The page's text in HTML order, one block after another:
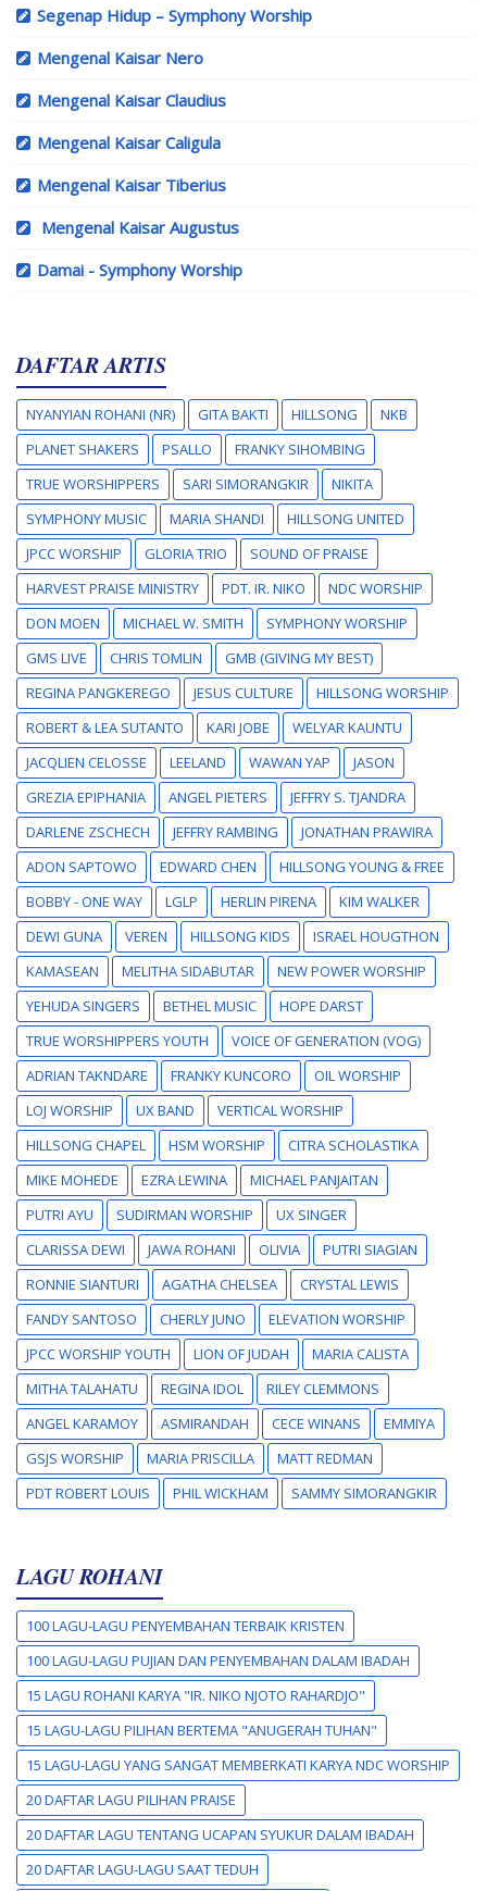
Segenap Hidup – Symphony Worship
Mengenal Kaisar Nero
Mengenal Kaisar Claudius
Mengenal Kaisar Caligula
Mengenal Kaisar Tiberius
Mengenal Kaisar Augustus
Damai - Symphony Worship
DAFTAR ARTIS
NYANYIAN ROHANI (NR) GITA BAKTI HILLSONG
NKB
PLANET SHAKERS
PSALLO
FRANKY SIHOMBING
TRUE WORSHIPPERS
SARI SIMORANGKIR
NIKITA
SYMPHONY MUSIC
MARIA SHANDI
HILLSONG UNITED
JPCC WORSHIP
GLORIA TRIO
SOUND OF PRAISE
HARVEST PRAISE MINISTRY
PDT. IR. NIKO
NDC WORSHIP
DON MOEN
MICHAEL W. SMITH
SYMPHONY WORSHIP
GMS LIVE
CHRIS TOMLIN
GMB (GIVING MY BEST)
REGINA PANGKEREGO
JESUS CULTURE
HILLSONG WORSHIP
ROBERT & LEA SUTANTO
KARI JOBE
WELYAR KAUNTU
JACQLIEN CELOSSE
LEELAND WAWAN YAP
JASON
GREZIA EPIPHANIA
ANGEL PIETERS
JEFFRY S. TJANDRA
DARLENE ZSCHECH
JEFFRY RAMBING
JONATHAN PRAWIRA
ADON SAPTOWO
EDWARD CHEN
HILLSONG YOUNG & FREE
BOBBY - ONE WAY
LGLP HERLIN PIRENA
KIM WALKER
DEWI GUNA
VEREN HILLSONG KIDS
ISRAEL HOUGTHON
KAMASEAN
MELITHA SIDABUTAR
NEW POWER WORSHIP
YEHUDA SINGERS
BETHEL MUSIC
HOPE DARST
TRUE WORSHIPPERS YOUTH
VOICE OF GENERATION (VOG)
ADRIAN TAKNDARE
FRANKY KUNCORO
OIL WORSHIP
LOJ WORSHIP
UX BAND
VERTICAL WORSHIP
HILLSONG CHAPEL
HSM WORSHIP
CITRA SCHOLASTIKA
MIKE MOHEDE
EZRA LEWINA
MICHAEL PANJAITAN
PUTRI AYU
SUDIRMAN WORSHIP
UX SINGER
CLARISSA DEWI
JAWA ROHANI OLIVIA
PUTRI SIAGIAN
RONNIE SIANTURI
AGATHA CHELSEA
CRYSTAL LEWIS
FANDY SANTOSO
CHERLY JUNO
ELEVATION WORSHIP
JPCC WORSHIP YOUTH
LION OF JUDAH
MARIA CALISTA
MITHA TALAHATU
REGINA IDOL
RILEY CLEMMONS
ANGEL KARAMOY
ASMIRANDAH CECE WINANS
EMMIYA
GSJS WORSHIP
MARIA PRISCILLA
MATT REDMAN
PDT ROBERT LOUIS
PHIL WICKHAM SAMMY SIMORANGKIR
LAGU ROHANI
100 LAGU-LAGU PENYEMBAHAN TERBAIK KRISTEN
100 LAGU-LAGU PUJIAN DAN PENYEMBAHAN DALAM IBADAH
15 LAGU ROHANI KARYA "IR. NIKO NJOTO RAHARDJO"
15 LAGU-LAGU PILIHAN BERTEMA "ANUGERAH TUHAN"
15 LAGU-LAGU YANG SANGAT MEMBERKATI KARYA NDC WORSHIP
20 DAFTAR LAGU PILIHAN PRAISE
20 DAFTAR LAGU TENTANG UCAPAN SYUKUR DALAM IBADAH
20 DAFTAR LAGU-LAGU SAAT TEDUH